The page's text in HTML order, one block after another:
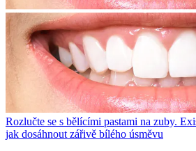
Rozlučte se s bělícími pastami na zuby.
jak dosáhnout zářivě bílého úsměvu